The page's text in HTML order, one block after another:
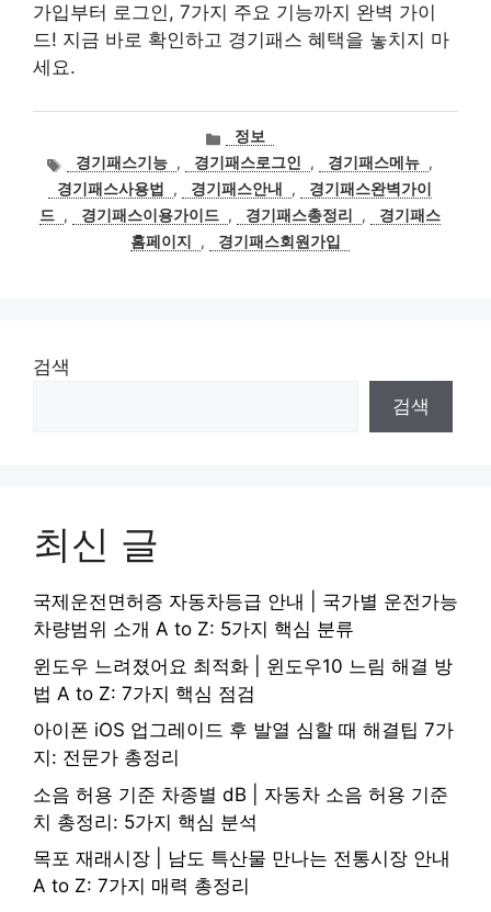
가입부터 로그인, 7가지 주요 기능까지 완벽 가이
드! 지금 바로 확인하고 경기패스 혜택을 놓치지 마
세요.
카
테
고
리
정보
태
그
경기패스기능 , 경기패스로그인 , 경기패스메뉴 ,
경기패스사용법
, 경기패스안내 ,
경기패스완벽가이
드 , 경기패스이용가이드 , 경기패스총정리 ,
경기패스
홈페이지
, 경기패스회원가입
검색
검색
최신 글
국제운전면허증 자동차등급 안내 | 국가별 운전가능
차량범위 소개 A to Z: 5가지 핵심 분류
윈도우 느려졌어요 최적화 | 윈도우10 느림 해결 방
법 A to Z: 7가지 핵심 점검
아이폰 iOS 업그레이드 후 발열 심할 때 해결팁 7가
지: 전문가 총정리
소음 허용 기준 차종별 dB | 자동차 소음 허용 기준
치 총정리: 5가지 핵심 분석
목포 재래시장 | 남도 특산물 만나는 전통시장 안내
A to Z: 7가지 매력 총정리